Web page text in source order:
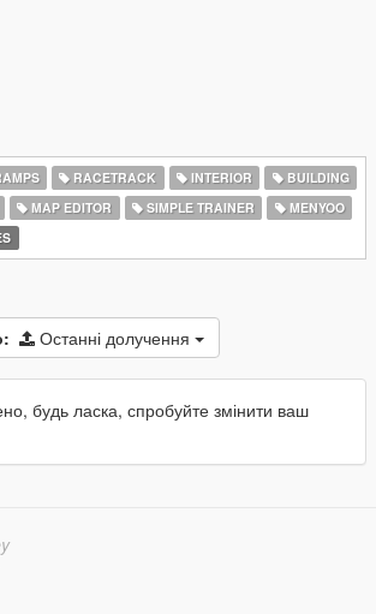
RACETRACK INTERIOR
BUILDING
MAP EDITOR SIMPLE TRAINER
MENYOO
Останні долучення
будь ласка, спробуйте змінити ваш